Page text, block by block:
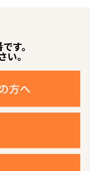
す。
い。